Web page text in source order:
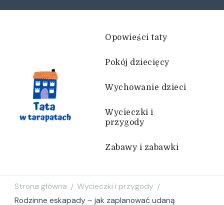
Tata w tarapatach
Opowieści taty
Pokój dziecięcy
Wychowanie dzieci
Wycieczki i
przygody
Zabawy i zabawki
Strona główna / Wycieczki i przygody /
Rodzinne eskapady – jak zaplanować udaną